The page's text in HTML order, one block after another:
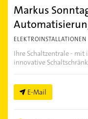
Markus
ELEKTROINSTALLATIONEN
Ihre Schaltzentrale - mit
innovative
E-Mail